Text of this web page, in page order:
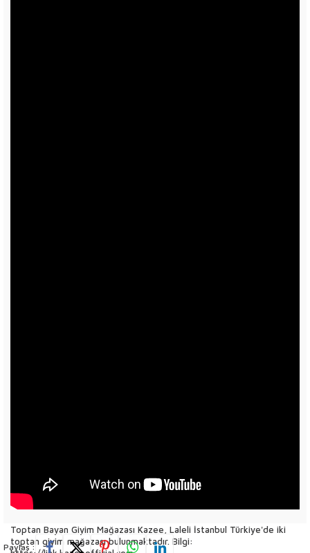
Toptan Bayan Giyim Mağazası Kazee, Laleli İstanbul Türkiye'de iki
toptan giyim mağazası bulunmaktadır. Bilgi:
Paylaş :